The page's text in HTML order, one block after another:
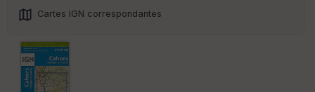
Cartes IGN correspondantes